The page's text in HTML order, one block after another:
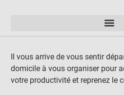
Il vous arrive de vous sentir
domicile à vous organiser pour
votre productivité et reprenez le